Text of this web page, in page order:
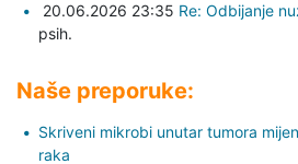
20.06.2026 23:35 Re: Odbijanje
psih.
Naše preporuke:
Skriveni mikrobi unutar tumora
raka